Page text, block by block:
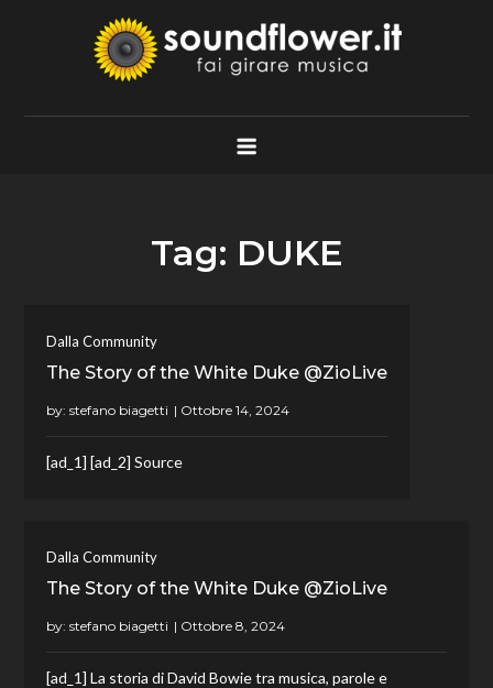
Soundflower.it
Fai Girare Musica
Tag: DUKE
Dalla Community
The Story of the White Duke @ZioLive
by:stefano biagetti
[ad_1] [ad_2] Source
Dalla Community
The Story of the White Duke @ZioLive
by:stefano biagetti
[ad_1] La storia di David Bowie tra musica, parole e